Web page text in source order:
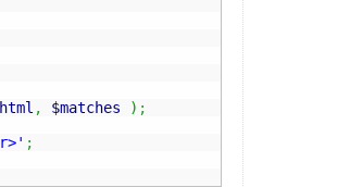
, $matches ) ;
;